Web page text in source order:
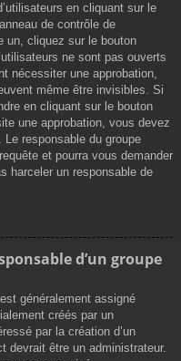
en cliquant sur le
de contrôle de
un, cliquez sur le bouton
ne sont pas ouverts
nécessiter une approbation,
même être invisibles. Si
en cliquant sur le bouton
une approbation, vous devez
responsable du groupe
et pourra vous demander
harceler un responsable de
d’un groupe
est généralement assigné
créés par un
par la création d’un
devrait être un administrateur.